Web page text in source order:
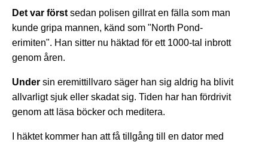
Det var först sedan polisen gillrat en fälla som man
kunde gripa mannen, känd som "North Pond-
erimiten". Han sitter nu häktad för ett 1000-tal inbrott
genom åren.
Under sin eremittillvaro säger han sig aldrig ha blivit
allvarligt sjuk eller skadat sig. Tiden har han fördrivit
genom att läsa böcker och meditera.
I häktet kommer han att få tillgång till en dator med